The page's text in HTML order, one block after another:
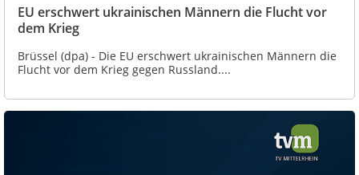
EU erschwert ukrainischen Männern die Flucht vor
dem Krieg
Brüssel (dpa) - Die EU erschwert ukrainischen Männern die
Flucht vor dem Krieg gegen Russland....